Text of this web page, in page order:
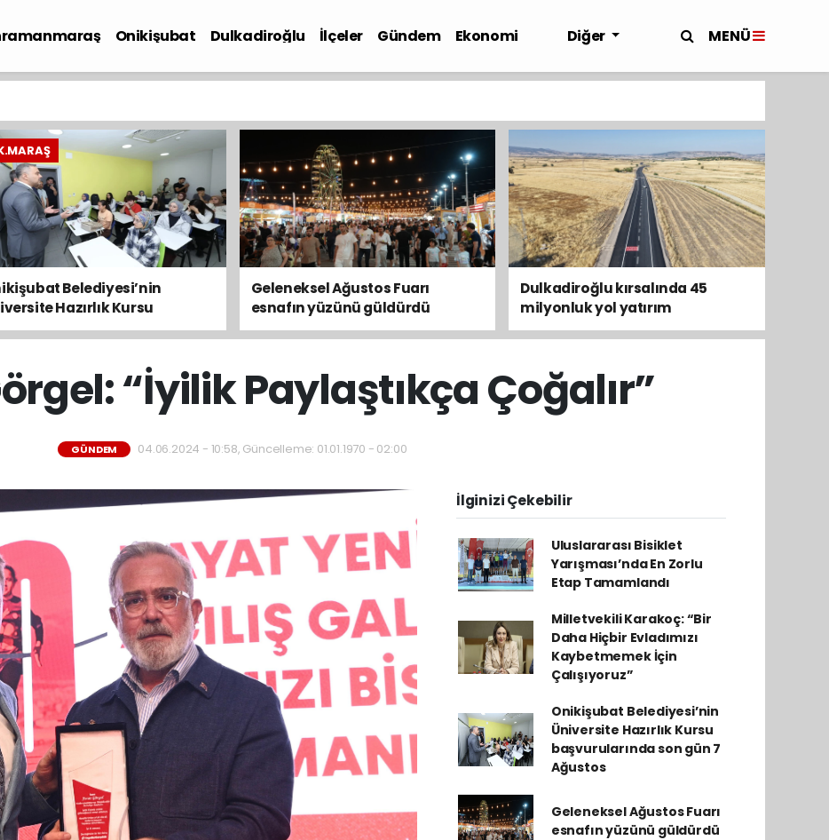
Onikişubat Dulkadiroğlu İlçeler Gündem
Ekonomi
Diğer MENÜ
Belediyesi’nin
Hazırlık Kursu
son gün 7
Geleneksel Ağustos Fuarı
esnafın yüzünü güldürdü
Dulkadiroğlu kırsalında 45
milyonluk yol yatırım
tamamladı
“İyilik Paylaştıkça Çoğalır”
GÜNDEM 04.06.2024 - 10:58, Güncelleme: 01.01.1970 - 02:00
İlginizi Çekebilir
Uluslararası Bisiklet
Yarışması’nda En Zorlu
Etap Tamamlandı
Milletvekili Karakoç: “Bir
Daha Hiçbir Evladımızı
Kaybetmemek İçin
Çalışıyoruz”
Onikişubat Belediyesi’nin
Üniversite Hazırlık Kursu
başvurularında son gün 7
Ağustos
Geleneksel Ağustos Fuarı
esnafın yüzünü güldürdü